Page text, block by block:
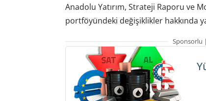
Anadolu Yatırım, Strateji Raporu ve
portföyündeki değişiklikler hakkında
Sponsorlu